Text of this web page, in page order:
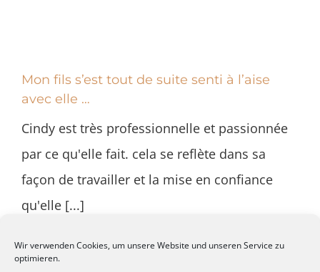
Wir verwenden Cookies, um unsere Website und unseren Service zu
optimieren.
Mon fils s’est tout de suite senti à l’aise
avec elle …
Cindy est très professionnelle et passionnée
par ce qu'elle fait. cela se reflète dans sa
façon de travailler et la mise en confiance
qu'elle [...]